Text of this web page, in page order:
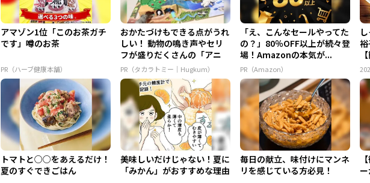
アマゾン1位「このお茶ガチ
です」噂のお茶
PR（ハーブ健康本舗）
おかたづけもできる点がうれ
しい！ 動物の鳴き声やセリ
フが盛りだくさんの「アニ
ア ...
PR（タカラトミー｜Hugkum）
「え、こんなセールやってた
の？」80％OFF以上が続々登
場！Amazonの本気が...
PR（Amazon）
トマトと○○をあえるだけ！
夏のすぐできごはん
美味しいだけじゃない！夏に
「みかん」がおすすめな理由
毎日の献立、味付けにマンネ
リを感じている方必見！